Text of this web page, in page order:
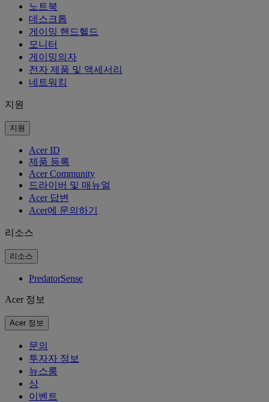
노트북
데스크톱
게이밍 핸드헬드
모니터
게이밍의자
전자 제품 및 액세서리
네트워킹
지원
지원
Acer ID
제품 등록
Acer Community
드라이버 및 매뉴얼
Acer 답변
Acer에 문의하기
리소스
리소스
PredatorSense
Acer 정보
Acer 정보
문의
투자자 정보
뉴스룸
상
이벤트